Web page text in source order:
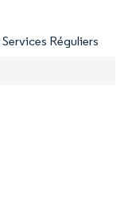
Réguliers